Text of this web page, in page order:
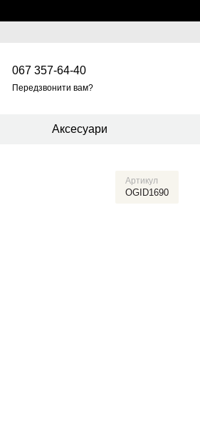
067 357-64-40
Передзвонити вам?
Аксесуари
Артикул
OGID1690